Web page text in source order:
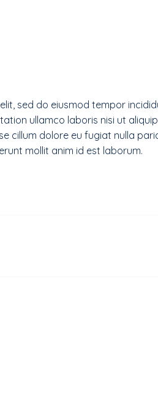
sed do eiusmod tempor
ullamco laboris nisi ut
cillum dolore eu fugiat nulla
mollit anim id est laborum.